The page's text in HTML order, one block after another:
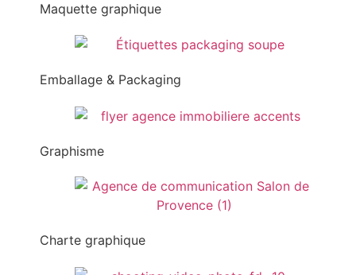
Maquette graphique
Emballage & Packaging
Graphisme
Charte graphique